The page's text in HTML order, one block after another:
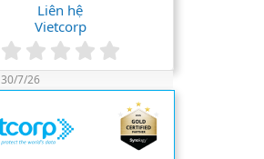
Liên hệ
Vietcorp
.
0
0
s
t
30/7/26